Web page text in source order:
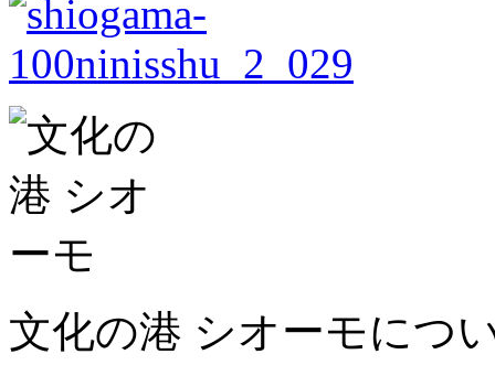
文化の港 シオーモにつ